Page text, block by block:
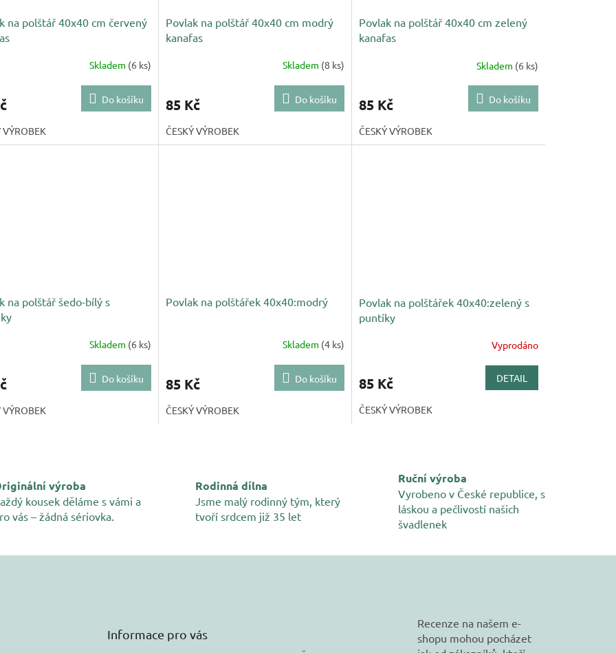
na polštář 40x40 cm červený
Skladem (6 ks)
Do košíku
VÝROBEK
Povlak na polštář 40x40 cm modrý
kanafas
je
z
5
Skladem (8 ks)
85 Kč Do košíku
ČESKÝ VÝROBEK
Povlak na polštář 40x40 cm zelený
kanafas
Skladem (6 ks)
85 Kč Do košíku
ČESKÝ VÝROBEK
na polštář šedo-bílý s
Skladem (6 ks)
Do košíku
VÝROBEK
Povlak na polštářek 40x40:modrý
Skladem (4 ks)
85 Kč Do košíku
ČESKÝ VÝROBEK
Povlak na polštářek 40x40:zelený s
puntíky
Vyprodáno
85 Kč DETAIL
ČESKÝ VÝROBEK
á
d
a
c
r
výroba
kousek děláme s vámi a
vás – žádná sériovka.
Rodinná dílna
Jsme malý rodinný tým, který
tvoří srdcem již 35 let
Ruční výroba
Vyrobeno v České republice, s
láskou a pečlivostí našich
švadlenek
Informace pro vás
Recenze na našem e-
shopu mohou pocházet